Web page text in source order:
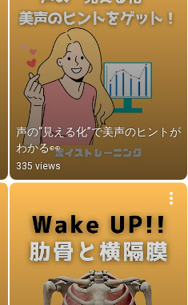
声の“見える化”で美声のヒントが
わかる👀
335 views